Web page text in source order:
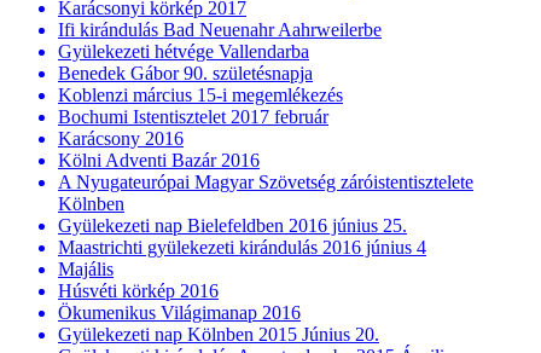
Karácsonyi körkép 2017
Ifi kirándulás Bad Neuenahr Aahrweilerbe
Gyülekezeti hétvége Vallendarba
Benedek Gábor 90. születésnapja
Koblenzi március 15-i megemlékezés
Bochumi Istentisztelet 2017 február
Karácsony 2016
Kölni Adventi Bazár 2016
A Nyugateurópai Magyar Szövetség záróistentisztelete
Kölnben
Gyülekezeti nap Bielefeldben 2016 június 25.
Maastrichti gyülekezeti kirándulás 2016 június 4
Majális
Húsvéti körkép 2016
Ökumenikus Világimanap 2016
Gyülekezeti nap Kölnben 2015 Június 20.